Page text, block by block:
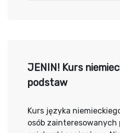
JENIN! Kurs
podstaw
Kurs języka
osób